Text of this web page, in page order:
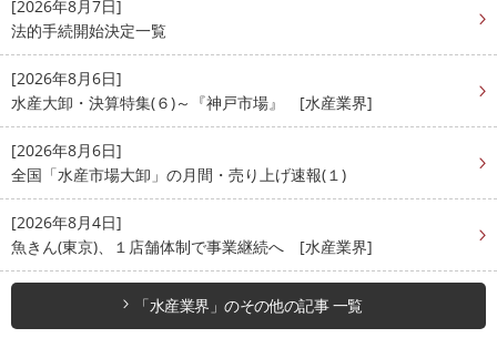
[2026年8月7日]
法的手続開始決定一覧
[2026年8月6日]
水産大卸・決算特集(６)～『神戸市場』 [水産業界]
[2026年8月6日]
全国「水産市場大卸」の月間・売り上げ速報(１)
[2026年8月4日]
魚きん(東京)、１店舗体制で事業継続へ [水産業界]
「水産業界」のその他の記事 一覧